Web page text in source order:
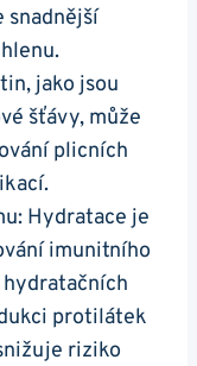
‍snadnější
jako ⁣jsou
šťávy, ⁣může‌
plicních
Hydratace‌ je
imunitního
protilátek
riziko